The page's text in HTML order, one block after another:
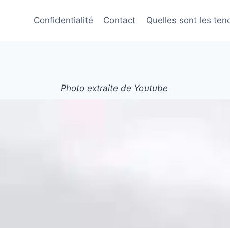
Confidentialité Contact Quelles sont les
Photo extraite de Youtube